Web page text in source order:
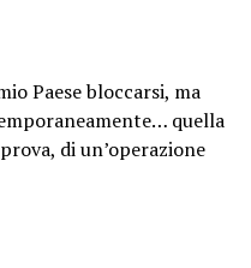
Paese bloccarsi, ma
quella
di un’operazione